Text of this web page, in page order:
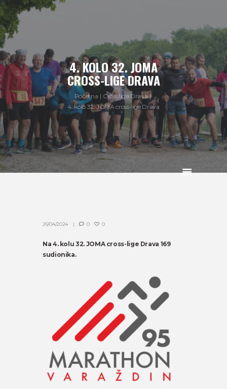
4. KOLO 32. JOMA
CROSS-LIGE DRAVA
Početna
Cross liga Drava
4. kolo 32. JOMA cross-lige Drava
26/04/2024 0 0
Na 4. kolu 32. JOMA cross-lige Drava 169
sudionika.